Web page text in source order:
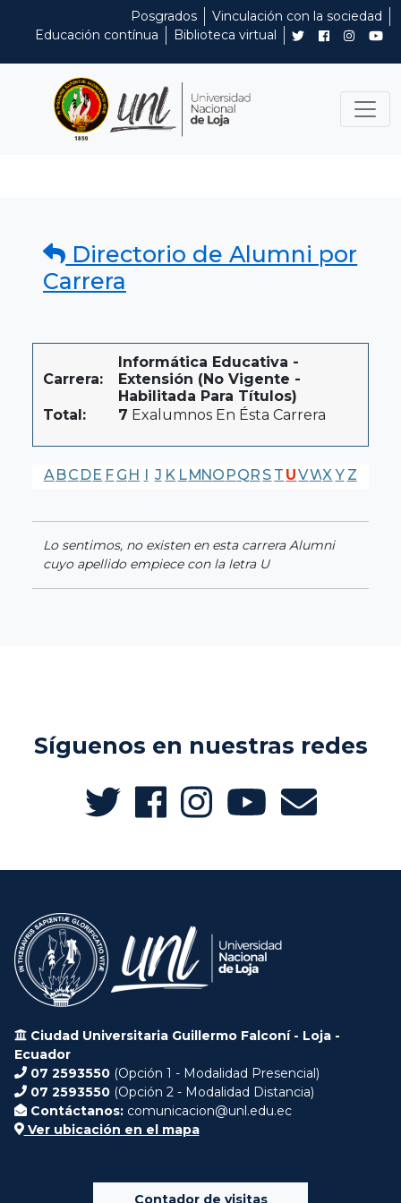
Posgrados
Vinculación con la sociedad
Educación contínua
Biblioteca virtual
Directorio de Alumni por
Carrera
Carrera:
Informática Educativa -
Extensión (No Vigente -
Habilitada Para Títulos)
Total:
7 Exalumnos En Ésta Carrera
A BC DE F G H I J K LMNO PQR S T UVWX Y Z
Lo sentimos, no existen en esta carrera Alumni
cuyo apellido empiece con la letra U
Síguenos en nuestras redes
Ciudad Universitaria Guillermo Falconí - Loja -
Ecuador
07 2593550 (Opción 1 - Modalidad Presencial)
07 2593550 (Opción 2 - Modalidad Distancia)
Contáctanos: comunicacion@unl.edu.ec
Ver ubicación en el mapa
Contador de visitas